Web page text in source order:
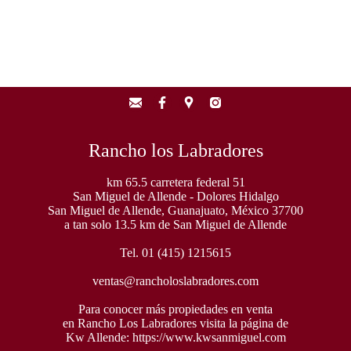
Rancho los Labradores
km 65.5 carretera federal 51
San Miguel de Allende - Dolores Hidalgo
San Miguel de Allende, Guanajuato, México 37700
a tan solo 13.5 km de San Miguel de Allende
Tel. 01 (415) 1215615
ventas@rancholoslabradores.com
Para conocer más propiedades en venta
en Rancho Los Labradores visita la página de
Kw Allende: https://www.kwsanmiguel.com